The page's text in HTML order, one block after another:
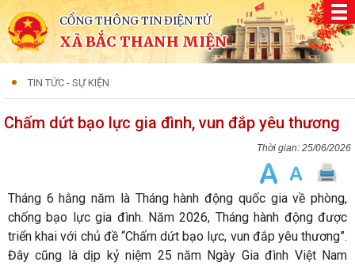
CỔNG THÔNG TIN ĐIỆN TỬ
XÃ BẮC THANH MIỆN
TIN TỨC - SỰ KIỆN
Chấm dứt bạo lực gia đình, vun đắp yêu thương
25/06/2026
Tháng 6 hằng năm là Tháng hành động quốc gia về phòng,
chống bạo lực gia đình. Năm 2026, Tháng hành động được
triển khai với chủ đề “Chấm dứt bạo lực, vun đắp yêu thương”.
Đây cũng là dịp kỷ niệm 25 năm Ngày Gia đình Việt Nam